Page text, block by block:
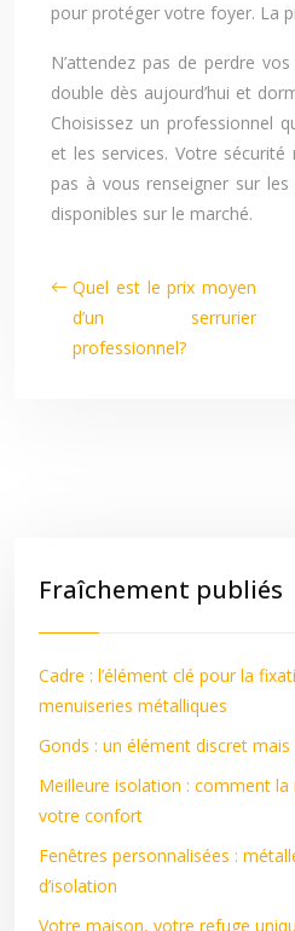
pour protéger votre foyer. La
N’attendez pas de perdre
double dès aujourd’hui et
Choisissez un professionnel
et les services. Votre sécurité
pas à vous renseigner sur
disponibles sur le marché.
Quel est le prix moyen
d’un serrurier
professionnel?
Fraîchement publiés
Cadre : l’élément clé pour la
menuiseries métalliques
Gonds : un élément discret
Meilleure isolation : comment
votre confort
Fenêtres personnalisées :
d’isolation
Votre maison, votre refuge